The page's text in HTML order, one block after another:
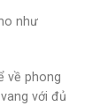
như
về phong
với đủ